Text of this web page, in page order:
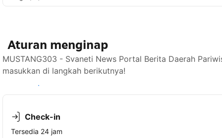
Aturan menginap
MUSTANG303 - Svaneti News Portal Berita Daerah
masukkan di langkah berikutnya!
Lihat ketersediaan
Check-in
Tersedia 24 jam